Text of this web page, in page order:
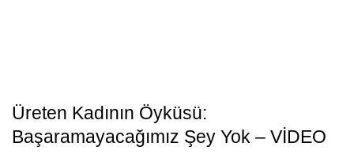
Üreten Kadının Öyküsü:
Başaramayacağımız Şey Yok – VİDEO